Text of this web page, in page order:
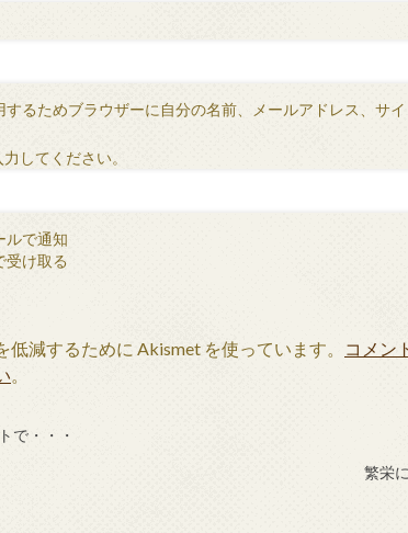
るためブラウザーに自分の名前、メールアドレス、サイ
してください。
ルで通知
受け取る
低減するために Akismet を使っています。
コメン
で・・・
繁栄